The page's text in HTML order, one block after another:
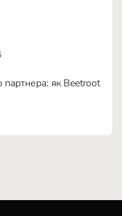
партнера: як Beetroot